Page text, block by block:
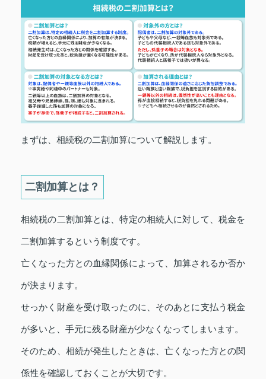
まずは、相続税の二割加算について解説します。
二割加算とは？
相続税の二割加算とは、特定の相続人に対して、税金を
二割加算するという制度です。
亡くなった方との血縁関係によって、加算されるか否か
が決まります。
せっかく財産を受け取ったのに、そのあとに支払う税金
が多いと、手元に残る財産が少なくなってしまいます。
そのため、相続が発生したときは、亡くなった方との関
係性を確認しておくことが大切です。